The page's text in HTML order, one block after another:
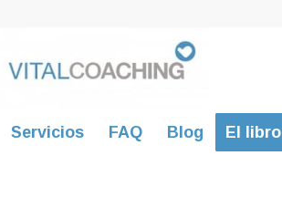
Servicios FAQ Blog El libro